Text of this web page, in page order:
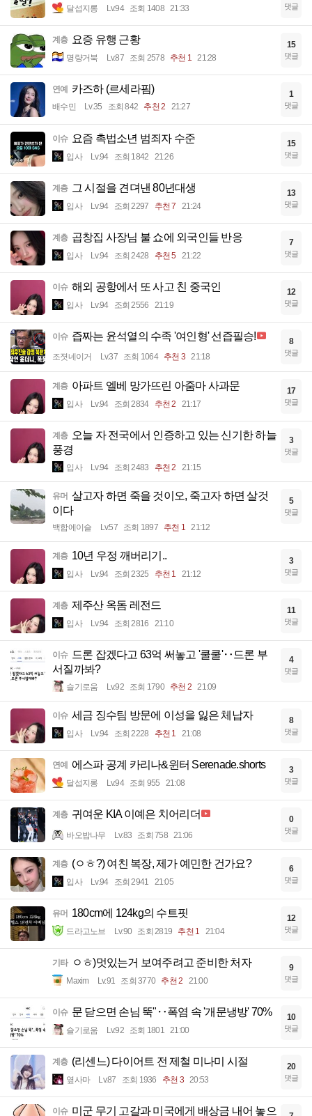
달섭지롱 Lv.94 조회 1408 21:33 댓글
계층 요증 유행 근황
명량거북 Lv.87 조회 2578 추천 1 21:28
15
댓글
연예 카즈하 (르세라핌)
배수민 Lv.35 조회 842 추천 2 21:27
1
댓글
이슈 요즘 촉법소년 범죄자 수준
입사 Lv.94 조회 1842 21:26
15
댓글
계층 그 시절을 견뎌낸 80년대생
입사 Lv.94 조회 2297 추천 7 21:24
13
댓글
계층 곱창집 사장님 불 쇼에 외국인들 반응
입사 Lv.94 조회 2428 추천 5 21:22
7
댓글
이슈 해외 공항에서 또 사고 친 중국인
입사 Lv.94 조회 2556 21:19
12
댓글
이슈 즙짜는 윤석열의 수족 '여인형' 선즙필승!
조졋네이거 Lv.37 조회 1064 추천 3 21:18
8
댓글
계층 아파트 엘베 망가뜨린 아줌마 사과문
입사 Lv.94 조회 2834 추천 2 21:17
17
댓글
계층 오늘 자 전국에서 인증하고 있는 신기한 하늘
풍경
입사 Lv.94 조회 2483 추천 2 21:15
3
댓글
유머 살고자 하면 죽을 것이오, 죽고자 하면 살것
이다
백합에이슬 Lv.57 조회 1897 추천 1 21:12
5
댓글
계층 10년 우정 깨버리기..
입사 Lv.94 조회 2325 추천 1 21:12
3
댓글
계층 제주산 옥돔 레전드
입사 Lv.94 조회 2816 21:10
11
댓글
이슈 드론 잡겠다고 63억 써놓고 '쿨쿨'‥드론 부
서질까봐?
슬기로움 Lv.92 조회 1790 추천 2 21:09
4
댓글
이슈 세금 징수팀 방문에 이성을 잃은 체납자
입사 Lv.94 조회 2228 추천 1 21:08
8
댓글
연예 에스파 공계 카리나&윈터 Serenade.shorts
달섭지롱 Lv.94 조회 955 21:08
3
댓글
계층 귀여운 KIA 이예은 치어리더
바오밥나무 Lv.83 조회 758 21:06
0
댓글
계층 (ㅇㅎ?) 여친 복장, 제가 예민한 건가요?
입사 Lv.94 조회 2941 21:05
6
댓글
유머 180cm에 124kg의 수트핏
드라고노브 Lv.90 조회 2819 추천 1 21:04
12
댓글
기타 ㅇㅎ)멋있는거 보여주려고 준비한 처자
Maxim Lv.91 조회 3770 추천 2 21:00
9
댓글
이슈 문 닫으면 손님 뚝"‥폭염 속 '개문냉방' 70%
슬기로움 Lv.92 조회 1801 21:00
10
댓글
계층 (리센느) 다이어트 전 제철 미나미 시절
옆사마 Lv.87 조회 1936 추천 3 20:53
20
댓글
이슈 미군 무기 고갈과 미국에게 배상금 내어 놓으